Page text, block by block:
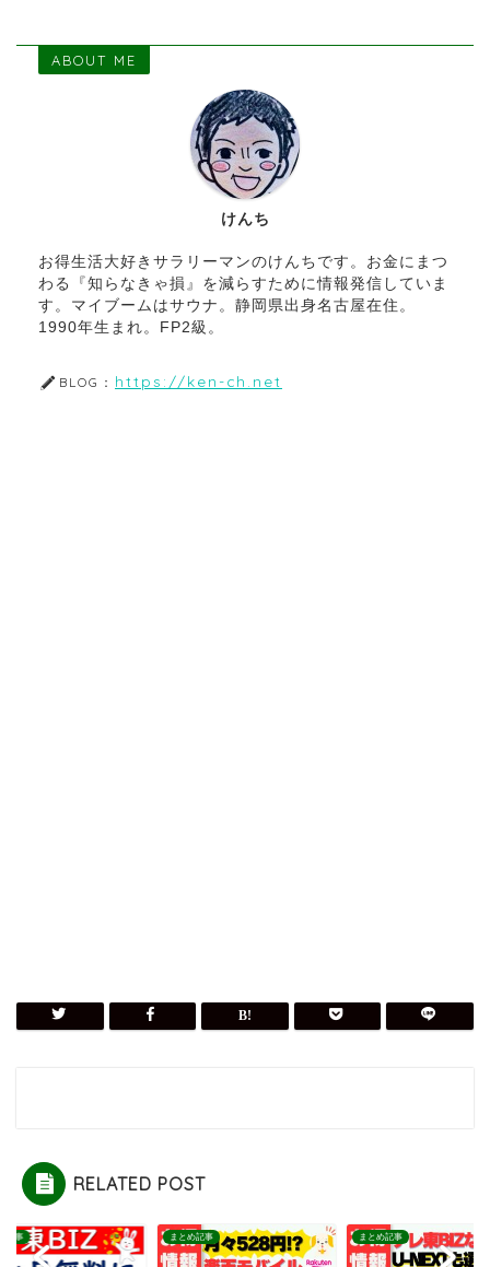
ABOUT ME
けんち
お得生活大好きサラリーマンのけんちです。お金にまつ
わる『知らなきゃ損』を減らすために情報発信していま
す。マイブームはサウナ。静岡県出身名古屋在住。
1990年生まれ。FP2級。
BLOG： https://ken-ch.net
RELATED POST
記事 まとめ記事 まとめ記事